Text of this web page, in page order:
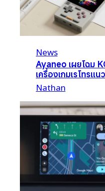
News
Ayaneo เผยโฉม
เครื่องเกมเรโทรแ
Nathan